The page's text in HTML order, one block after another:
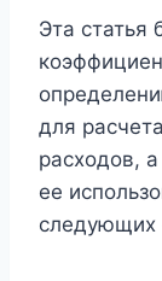
Эта статья
для
расходов,
ее
следующих